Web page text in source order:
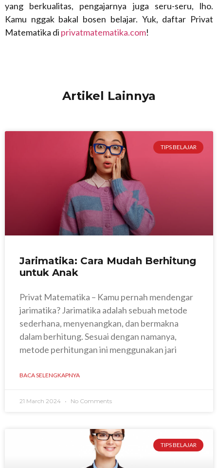
yang berkualitas, pengajarnya juga seru-seru, lho.
Kamu nggak bakal bosen belajar. Yuk, daftar Privat
Matematika di privatmatematika.com!
Artikel Lainnya
TIPS BELAJAR
Jarimatika: Cara Mudah Berhitung
untuk Anak
Privat Matematika – Kamu pernah mendengar
jarimatika? Jarimatika adalah sebuah metode
sederhana, menyenangkan, dan bermakna
dalam berhitung. Sesuai dengan namanya,
metode perhitungan ini menggunakan jari
BACA SELENGKAPNYA
21 March 2024 No Comments
TIPS BELAJAR